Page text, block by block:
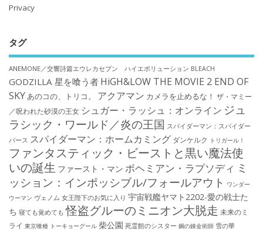
Privacy
タグ
ANEMONE／交響詩篇エウレカセブン ハイエボリューション BLEACH
GODZILLA 星を喰う者 HiGH&LOW THE MOVIE 2 END OF
SKYあのコの、トリコ。 アクアマン カメラを止めるな！ ザ・マミー
／呪われた砂漠の王女 シュガー・ラッシュ：オンライン ジュ
ラシック・ワールド／炎の王国 スパイダーマン：スパイダー
バース スパイダーマン：ホームカミング ダンケルク トリガール！
ファンタスティック・ビーストと黒い魔法使
いの誕生 ファースト・マン ボヘミアン・ラプソディ ミ
ッション：インポッシブル/フォールアウト ワンダー
ウーマン ヴェノム 女王陛下のお気に入り 宇宙戦艦ヤマト2202-愛の戦士た
ち 寝ても覚めても 怪盗グルーのミニオン大脱走 未来のミ
ライ 東京喰種 トーキョーグール 柴公園 死霊館のシスター 鋼の錬金術師 雪の華